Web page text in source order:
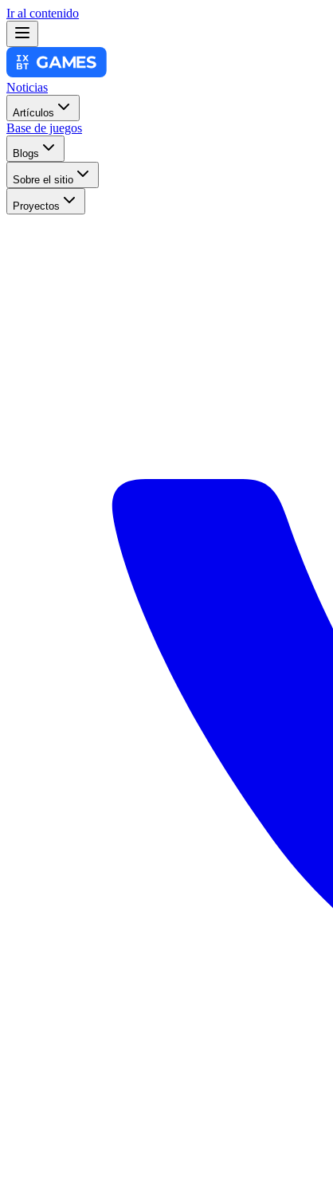
Ir al contenido
Noticias
Artículos
Base de juegos
Blogs
Sobre el sitio
Proyectos